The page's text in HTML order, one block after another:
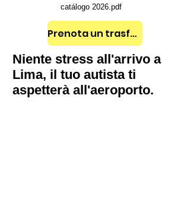
catálogo 2026.pdf
Prenota un trasferimento
Niente stress all'arrivo a
Lima, il tuo autista ti
aspetterà all'aeroporto.